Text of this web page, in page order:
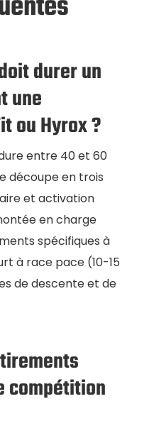
durer un
une
ou Hyrox ?
entre 40 et 60
découpe en trois
et activation
en charge
spécifiques à
à race pace (10-15
de descente et de
compétition